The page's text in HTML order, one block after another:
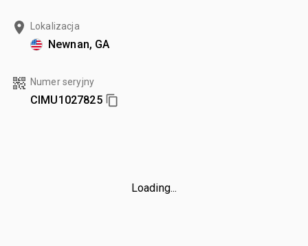
Lokalizacja
Newnan, GA
Numer seryjny
CIMU1027825
Loading...